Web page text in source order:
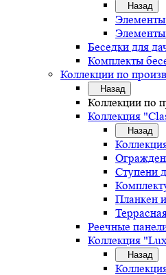
Назад
Беседки для
Комплекты
Коллекции по
Назад
Коллекции по
Коллекция
Назад
Ступени
Планкен
Реечные
Коллекция
Назад